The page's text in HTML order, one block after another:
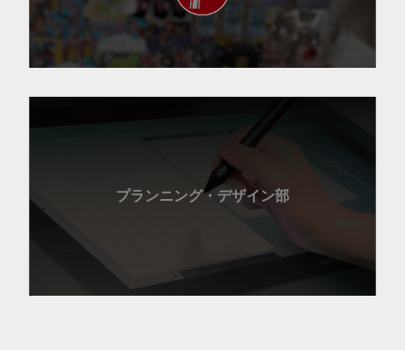
プランニング・デザイン部